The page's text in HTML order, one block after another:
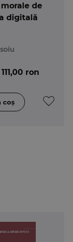
de
digitală
111,00 ron